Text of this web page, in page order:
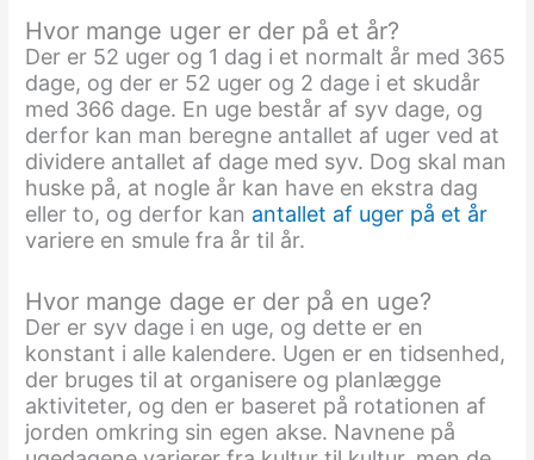
Hvor mange uger er der på et år?
Der er 52 uger og 1 dag i et normalt år med 365
dage, og der er 52 uger og 2 dage i et skudår
med 366 dage. En uge består af syv dage, og
derfor kan man beregne antallet af uger ved at
dividere antallet af dage med syv. Dog skal man
huske på, at nogle år kan have en ekstra dag
eller to, og derfor kan antallet af uger på et år
variere en smule fra år til år.
Hvor mange dage er der på en uge?
Der er syv dage i en uge, og dette er en
konstant i alle kalendere. Ugen er en tidsenhed,
der bruges til at organisere og planlægge
aktiviteter, og den er baseret på rotationen af
jorden omkring sin egen akse. Navnene på